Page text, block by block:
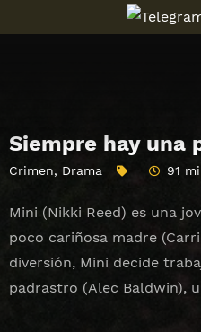
Siempre hay una
Crimen, Drama 91
Mini (Nikki Reed) es una
poco cariñosa madre
diversión, Mini decide
padrastro (Alec Baldwin),